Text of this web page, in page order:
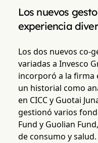
Los nuevos
experiencia
Los dos nuevos co-
variadas a Invesco
incorporó a la firma
un historial como
en CICC y Guotai
gestionó varios
Fund y Guolian
de consumo y salud.